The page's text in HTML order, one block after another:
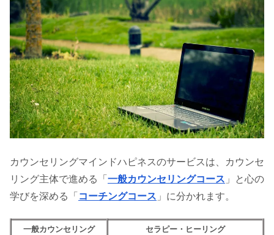
カウンセリングマインドハピネスのサービスは、カウンセ
リング主体で進める「 一般カウンセリングコース 」と心の
学びを深める「 コーチングコース 」に分かれます。
一般カウンセリング セラピー・ヒーリング